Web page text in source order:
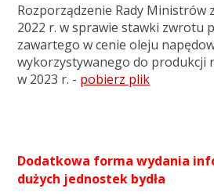
Rozporządzenie Rady Ministrów
2022 r. w sprawie stawki zwrotu
zawartego w cenie oleju
wykorzystywanego do produkcji
w 2023 r. - pobierz plik
Dodatkowa forma wydania
dużych jednostek bydła